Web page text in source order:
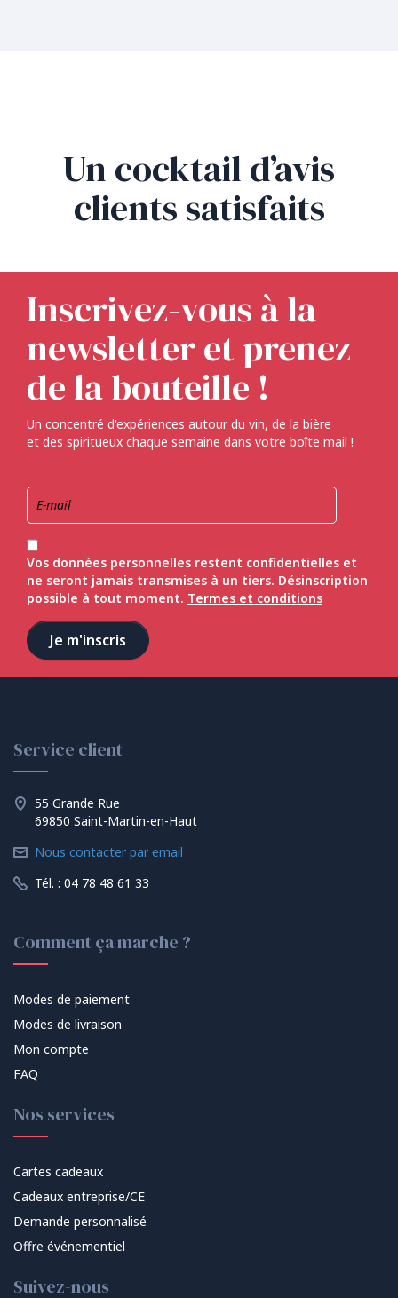
Un cocktail d’avis
clients satisfaits
Inscrivez-vous à la
newsletter et prenez
de la bouteille !
Un concentré d'expériences autour du vin, de la bière
et des spiritueux chaque semaine dans votre boîte mail !
Vos données personnelles restent confidentielles et
ne seront jamais transmises à un tiers. Désinscription
possible à tout moment. Termes et conditions
Service client
55 Grande Rue
69850 Saint-Martin-en-Haut
Nous contacter par email
Tél. : 04 78 48 61 33
Comment ça marche ?
Modes de paiement
Modes de livraison
Mon compte
FAQ
Nos services
Cartes cadeaux
Cadeaux entreprise/CE
Demande personnalisé
Offre événementiel
Suivez-nous